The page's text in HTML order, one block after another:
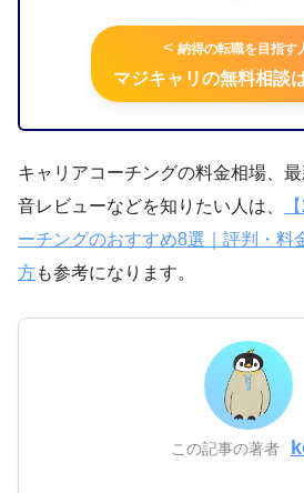
< 納得の転職を目指す
マジキャリの無料相談
キャリアコーチングの料金相場、
音レビューなどを知りたい人は、
ーチングのおすすめ8選｜評判・料
方も参考になります。
この記事の著者